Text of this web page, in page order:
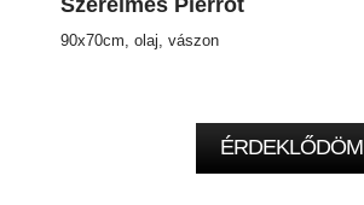
Szerelmes Pierrot
90x70cm, olaj, vászon
ÉRDEKLŐDÖM